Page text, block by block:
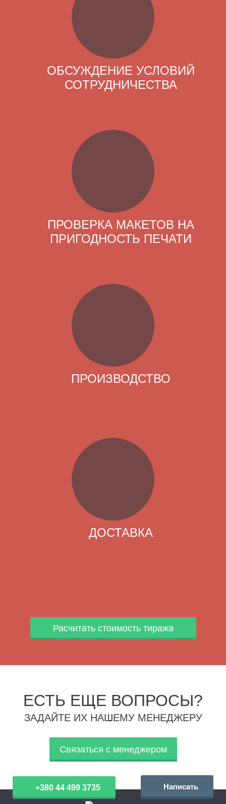
ОБСУЖДЕНИЕ УСЛОВИЙ
СОТРУДНИЧЕСТВА
ПРОВЕРКА МАКЕТОВ НА
ПРИГОДНОСТЬ ПЕЧАТИ
ПРОИЗВОДСТВО
ДОСТАВКА
Расчитать стоимость тиража
ЕСТЬ ЕЩЕ ВОПРОСЫ?
ЗАДАЙТЕ ИХ НАШЕМУ МЕНЕДЖЕРУ
Связаться с менеджером
+380 44 499 3735 Написать